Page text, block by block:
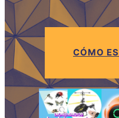
CÓMO